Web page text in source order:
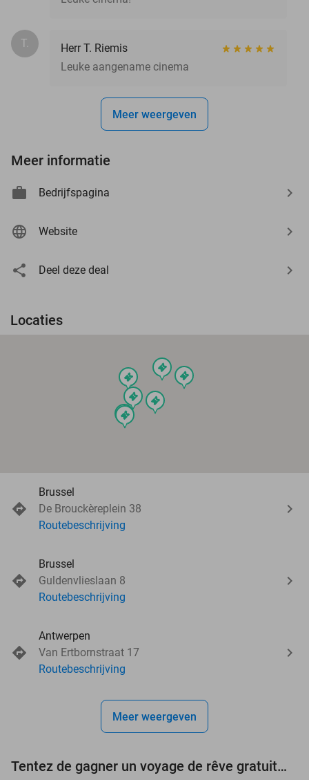
T.
Herr T. Riemis
Leuke aangename cinema
Meer weergeven
Meer informatie
Bedrijfspagina
Website
Deel deze deal
Locaties
events
events
events
events
events
events
events
Brussel
De Brouckèreplein 38
Routebeschrijving
Brussel
Guldenvlieslaan 8
Routebeschrijving
Antwerpen
Van Ertbornstraat 17
Routebeschrijving
Meer weergeven
Tentez de gagner un voyage de rêve gratuit d'une valeur de 3.000 € !